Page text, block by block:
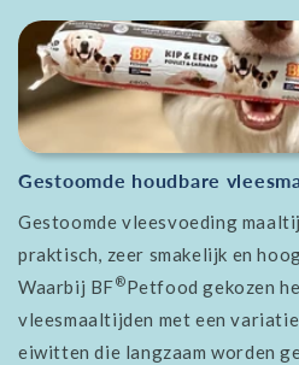
Gestoomde houdbare
Gestoomde vleesvoeding
praktisch, zeer smakelijk en
Waarbij BF®Petfood gekozen
vleesmaaltijden met een
eiwitten die langzaam worden